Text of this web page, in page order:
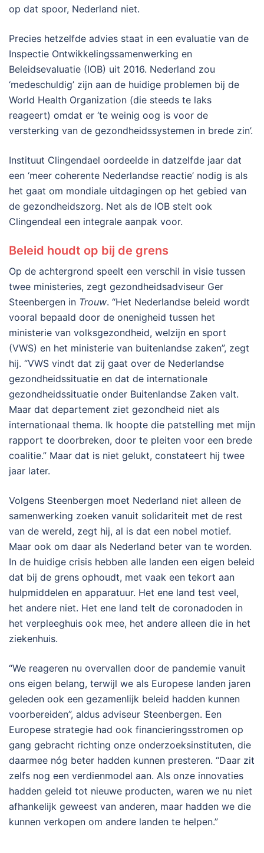
op dat spoor, Nederland niet.
Precies hetzelfde advies staat in een evaluatie van de
Inspectie Ontwikkelingssamenwerking en
Beleidsevaluatie (IOB) uit 2016. Nederland zou
‘medeschuldig’ zijn aan de huidige problemen bij de
World Health Organization (die steeds te laks
reageert) omdat er ‘te weinig oog is voor de
versterking van de gezondheidssystemen in brede zin’.
Instituut Clingendael oordeelde in datzelfde jaar dat
een ‘meer coherente Nederlandse reactie’ nodig is als
het gaat om mondiale uitdagingen op het gebied van
de gezondheidszorg. Net als de IOB stelt ook
Clingendeal een integrale aanpak voor.
Beleid houdt op bij de grens
Op de achtergrond speelt een verschil in visie tussen
twee ministeries, zegt gezondheidsadviseur Ger
Steenbergen in Trouw. “Het Nederlandse beleid wordt
vooral bepaald door de onenigheid tussen het
ministerie van volksgezondheid, welzijn en sport
(VWS) en het ministerie van buitenlandse zaken”, zegt
hij. “VWS vindt dat zij gaat over de Nederlandse
gezondheidssituatie en dat de internationale
gezondheidssituatie onder Buitenlandse Zaken valt.
Maar dat departement ziet gezondheid niet als
internationaal thema. Ik hoopte die patstelling met mijn
rapport te doorbreken, door te pleiten voor een brede
coalitie.” Maar dat is niet gelukt, constateert hij twee
jaar later.
Volgens Steenbergen moet Nederland niet alleen de
samenwerking zoeken vanuit solidariteit met de rest
van de wereld, zegt hij, al is dat een nobel motief.
Maar ook om daar als Nederland beter van te worden.
In de huidige crisis hebben alle landen een eigen beleid
dat bij de grens ophoudt, met vaak een tekort aan
hulpmiddelen en apparatuur. Het ene land test veel,
het andere niet. Het ene land telt de coronadoden in
het verpleeghuis ook mee, het andere alleen die in het
ziekenhuis.
“We reageren nu overvallen door de pandemie vanuit
ons eigen belang, terwijl we als Europese landen jaren
geleden ook een gezamenlijk beleid hadden kunnen
voorbereiden”, aldus adviseur Steenbergen. Een
Europese strategie had ook financieringsstromen op
gang gebracht richting onze onderzoeksinstituten, die
daarmee nóg beter hadden kunnen presteren. “Daar zit
zelfs nog een verdienmodel aan. Als onze innovaties
hadden geleid tot nieuwe producten, waren we nu niet
afhankelijk geweest van anderen, maar hadden we die
kunnen verkopen om andere landen te helpen.”